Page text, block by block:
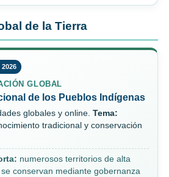
de la Tierra
GLOBAL
de los Pueblos Indígenas
globales y online. Tema:
tradicional y conservación
numerosos territorios de alta
conservan mediante gobernanza